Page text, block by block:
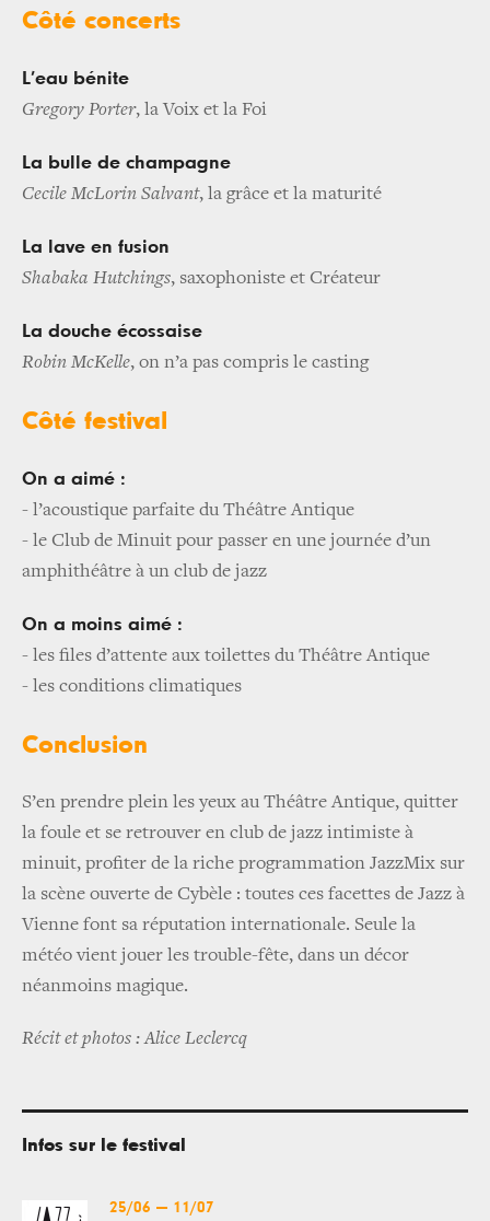
Côté concerts
L’eau bénite
Gregory Porter, la Voix et la Foi
La bulle de champagne
Cecile McLorin Salvant, la grâce et la maturité
La lave en fusion
Shabaka Hutchings, saxophoniste et Créateur
La douche écossaise
Robin McKelle, on n’a pas compris le casting
Côté festival
On a aimé :
- l’acoustique parfaite du Théâtre Antique
- le Club de Minuit pour passer en une journée d’un
amphithéâtre à un club de jazz
On a moins aimé :
- les files d’attente aux toilettes du Théâtre Antique
- les conditions climatiques
Conclusion
S’en prendre plein les yeux au Théâtre Antique, quitter
la foule et se retrouver en club de jazz intimiste à
minuit, profiter de la riche programmation JazzMix sur
la scène ouverte de Cybèle : toutes ces facettes de Jazz à
Vienne font sa réputation internationale. Seule la
météo vient jouer les trouble-fête, dans un décor
néanmoins magique.
Récit et photos : Alice Leclercq
Infos sur le festival
25/06 — 11/07